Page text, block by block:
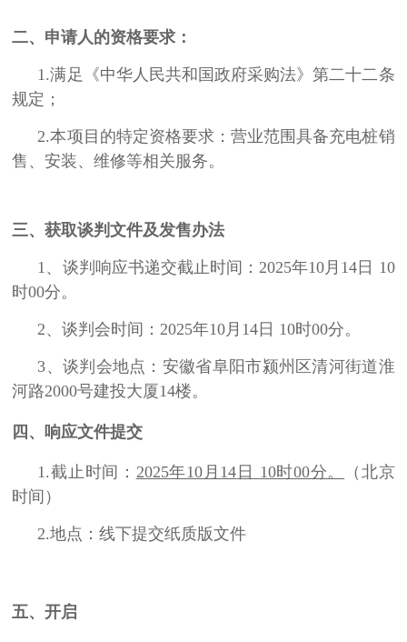
二、申请人的资格要求：
1.满足《中华人民共和国政府采购法》第二十二条
规定；
2.本项目的特定资格要求：营业范围具备充电桩销
售、安装、维修等相关服务。
三、获取谈判文件及发售办法
1、谈判响应书递交截止时间：2025年10月14 日 10
时00分。
2、谈判会时间：2025年10月14 日 10时00分。
3、谈判会地点：安徽省阜阳市颍州区清河街道淮
河路2000号建投大厦14楼。
四、响应文件提交
1.截止时间： 2025年10月14 日 10时00分。
（北京
时间）
2.地点：线下提交纸质版文件
五、开启